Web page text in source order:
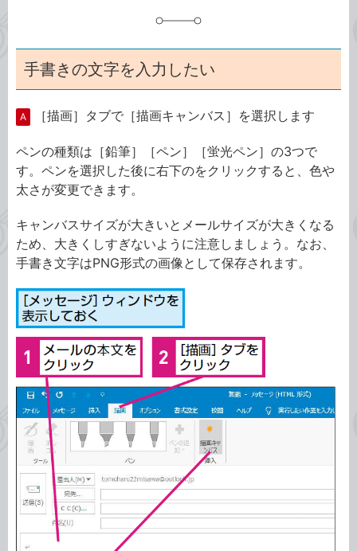
手書きの文字を入力したい
A ［描画］タブで［描画キャンバス］を選択します
ペンの種類は［鉛筆］［ペン］［蛍光ペン］の3つで
す。ペンを選択した後に右下のをクリックすると、色や
太さが変更できます。
キャンバスサイズが大きいとメールサイズが大きくなる
ため、大きくしすぎないように注意しましょう。なお、
手書き文字はPNG形式の画像として保存されます。